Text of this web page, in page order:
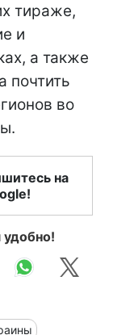
тираже,
и
а также
почтить
во
на
удобно!